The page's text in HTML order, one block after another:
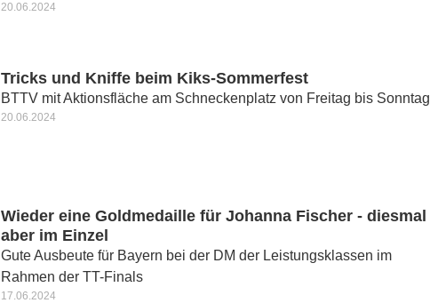
20.06.2024
Tricks und Kniffe beim Kiks-Sommerfest
BTTV mit Aktionsfläche am Schneckenplatz von Freitag bis Sonntag
20.06.2024
Wieder eine Goldmedaille für Johanna Fischer - diesmal
aber im Einzel
Gute Ausbeute für Bayern bei der DM der Leistungsklassen im
Rahmen der TT-Finals
17.06.2024